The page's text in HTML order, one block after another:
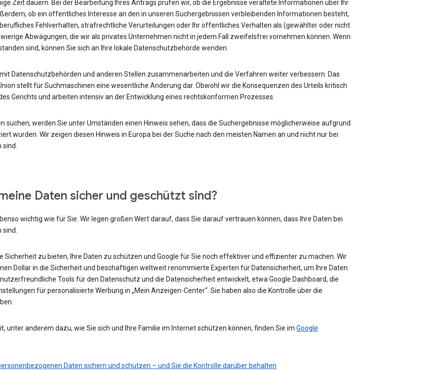
Zeit dauern. Bei der Bearbeitung Ihres Antrags prüfen wir, ob die Ergebnisse veraltete Informationen über Ihr
ob ein öffentliches Interesse an den in unseren Suchergebnissen verbleibenden Informationen besteht,
Fehlverhalten, strafrechtliche Verurteilungen oder Ihr öffentliches Verhalten als (gewählter oder nicht
Abwägungen, die wir als privates Unternehmen nicht in jedem Fall zweifelsfrei vornehmen können. Wenn
sind, können Sie sich an Ihre lokale Datenschutzbehörde wenden.
Datenschutzbehörden und anderen Stellen zusammenarbeiten und die Verfahren weiter verbessern. Das
stellt für Suchmaschinen eine wesentliche Änderung dar. Obwohl wir die Konsequenzen des Urteils kritisch
Gerichts und arbeiten intensiv an der Entwicklung eines rechtskonformen Prozesses.
suchen, werden Sie unter Umständen einen Hinweis sehen, dass die Suchergebnisse möglicherweise aufgrund
wurden. Wir zeigen diesen Hinweis in Europa bei der Suche nach den meisten Namen an und nicht nur bei
Daten sicher und geschützt sind?
wichtig wie für Sie. Wir legen großen Wert darauf, dass Sie darauf vertrauen können, dass Ihre Daten bei
Sicherheit zu bieten, Ihre Daten zu schützen und Google für Sie noch effektiver und effizienter zu machen. Wir
Dollar in die Sicherheit und beschäftigen weltweit renommierte Experten für Datensicherheit, um Ihre Daten
Tools für den Datenschutz und die Datensicherheit entwickelt, etwa Google Dashboard, die
für personalisierte Werbung in „Mein Anzeigen-Center“. Sie haben also die Kontrolle über die
unter anderem dazu, wie Sie sich und Ihre Familie im Internet schützen können, finden Sie im Google
Daten sichern und schützen – und Sie die Kontrolle darüber behalten